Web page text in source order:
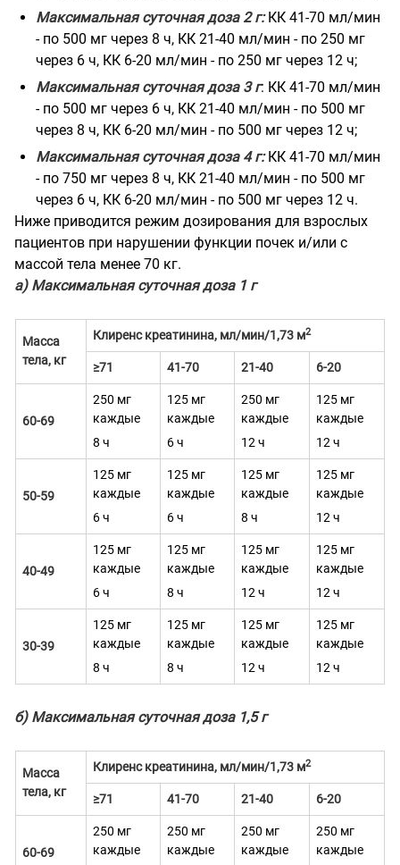
Максимальная суточная доза 2 г:КК 41-70 мл/мин
- по 500 мг через 8 ч, КК 21-40 мл/мин - по 250 мг
через 6 ч, КК 6-20 мл/мин - по 250 мг через 12 ч;
Максимальная суточная доза 3 г: КК 41-70 мл/мин
- по 500 мг через 6 ч, КК 21-40 мл/мин - по 500 мг
через 8 ч, КК 6-20 мл/мин - по 500 мг через 12 ч;
Максимальная суточная доза 4 г:КК 41-70 мл/мин
- по 750 мг через 8 ч, КК 21-40 мл/мин - по 500 мг
через 6 ч, КК 6-20 мл/мин - по 500 мг через 12 ч.
Ниже приводится режим дозирования для взрослых
пациентов при нарушении функции почек и/или с
массой тела менее 70 кг.
а) Максимальная суточная доза 1 г
Масса
тела, кг
Клиренс креатинина, мл/мин/1,73 м2
≥71 41-70 21-40 6-20
60-69
250 мг
каждые
8 ч
125 мг
каждые
6 ч
250 мг
каждые
12 ч
125 мг
каждые
12 ч
50-59
125 мг
каждые
6 ч
125 мг
каждые
6 ч
125 мг
каждые
8 ч
125 мг
каждые
12 ч
40-49
125 мг
каждые
6 ч
125 мг
каждые
8 ч
125 мг
каждые
12 ч
125 мг
каждые
12 ч
30-39
125 мг
каждые
8 ч
125 мг
каждые
8 ч
125 мг
каждые
12 ч
125 мг
каждые
12 ч
б) Максимальная суточная доза 1,5 г
Масса
тела, кг
Клиренс креатинина, мл/мин/1,73 м2
≥71 41-70 21-40 6-20
60-69
250 мг
каждые
250 мг
каждые
250 мг
каждые
250 мг
каждые